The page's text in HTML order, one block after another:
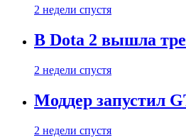
2 недели спустя
В Dota 2 вышла
2 недели спустя
Моддер запустил
2 недели спустя